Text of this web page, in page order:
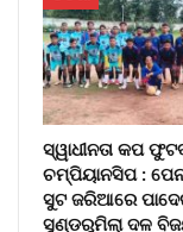
ସ୍ୱାଧୀନତା କପ
ଚମ୍ପିୟାନସିପ :
ସୁଟ ଜରିଆରେ
ସୁଣ୍ଡରୁମିଲା ଦଳ